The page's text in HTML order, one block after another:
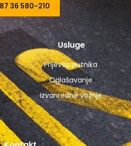
36 580-210​
Usluge
Prijevoz putnika
Oglašavanje
Izvanredne vožnje